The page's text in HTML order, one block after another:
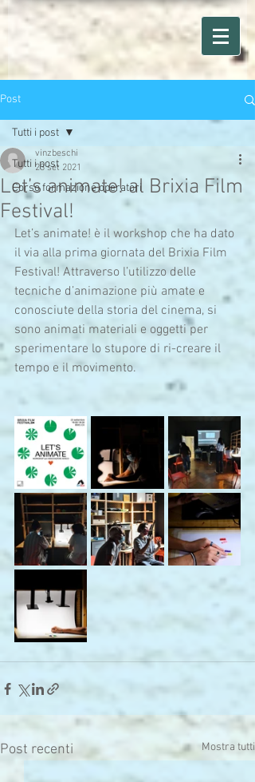
Post
Tutti i post
Corso formazione operatori
Tutti i post
Let’s animate! al Brixia Film
Festival!
vinzbeschi
23 set 2021
Let’s animate! è il workshop che ha dato
il via alla prima giornata del Brixia Film
Festival! Attraverso l’utilizzo delle
tecniche d’animazione più amate e
conosciute della storia del cinema, si
sono animati materiali e oggetti per
sperimentare lo stupore di ri-creare il
tempo e il movimento.
Post recenti Mostra tutti